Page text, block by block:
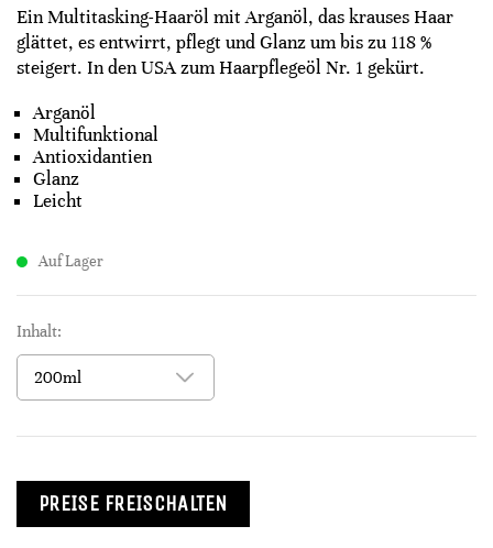
Ein Multitasking-Haaröl mit Arganöl, das krauses Haar
glättet, es entwirrt, pflegt und Glanz um bis zu 118 %
steigert. In den USA zum Haarpflegeöl Nr. 1 gekürt.
Arganöl
Multifunktional
Antioxidantien
Glanz
Leicht
Auf Lager
Inhalt:
PREISE FREISCHALTEN